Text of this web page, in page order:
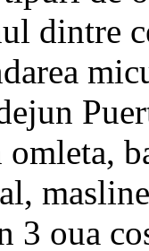
dintre
3 oua